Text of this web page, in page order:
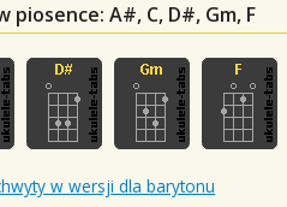
piosence: A#, C, D#, Gm, F
w wersji dla barytonu